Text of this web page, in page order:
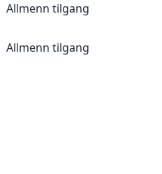
Allmenn tilgang
Allmenn tilgang